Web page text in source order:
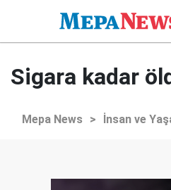
Sigara kadar
Mepa News > İnsan ve